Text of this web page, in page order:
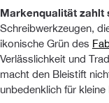
Markenqualität zahlt
Schreibwerkzeugen,
ikonische Grün des
Verlässlichkeit und
macht den Bleistift
unbedenklich für